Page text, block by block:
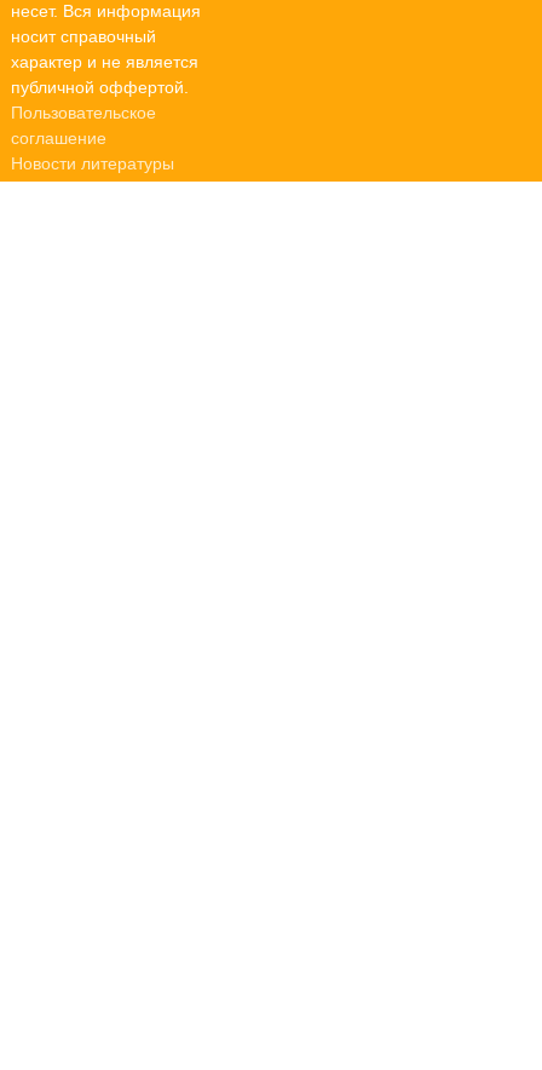
несет. Вся информация
носит справочный
характер и не является
публичной оффертой.
Пользовательское
соглашение
Новости литературы